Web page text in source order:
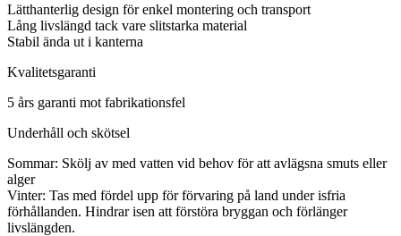
Lätthanterlig design för enkel montering och transport
Lång livslängd tack vare slitstarka material
Stabil ända ut i kanterna
Kvalitetsgaranti
5 års garanti mot fabrikationsfel
Underhåll och skötsel
Sommar: Skölj av med vatten vid behov för att avlägsna smuts eller
alger
Vinter: Tas med fördel upp för förvaring på land under isfria
förhållanden. Hindrar isen att förstöra bryggan och förlänger
livslängden.